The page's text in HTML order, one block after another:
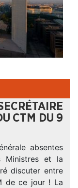
CTM DU 9
absentes
et la
discuter entre
de ce jour ! La